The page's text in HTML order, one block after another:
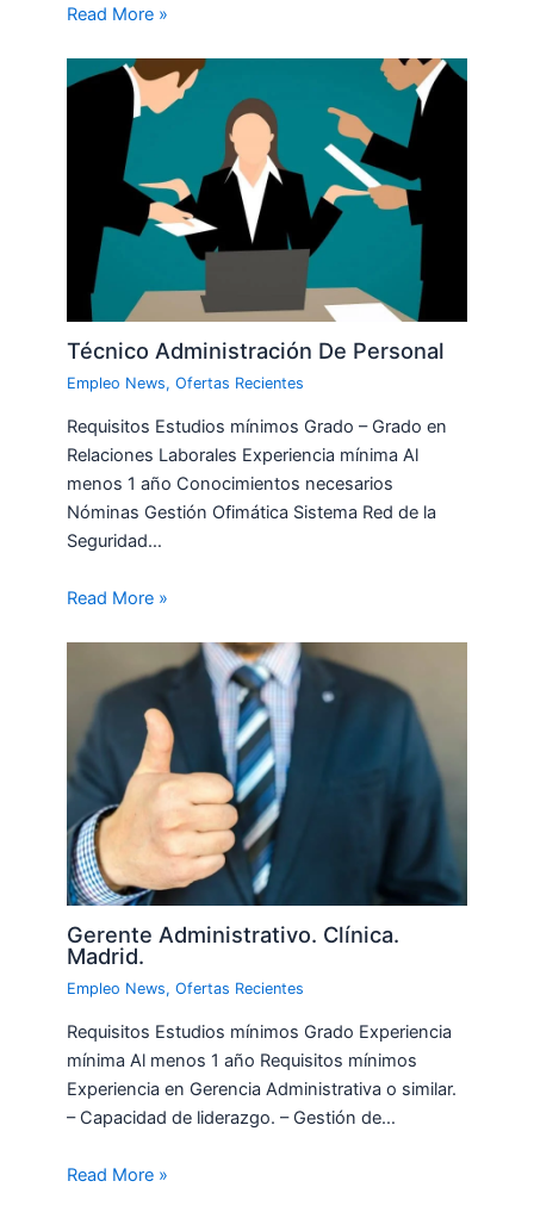
Read More »
Técnico Administración De Personal
Empleo News,Ofertas Recientes
Requisitos Estudios mínimos Grado – Grado en
Relaciones Laborales Experiencia mínima Al
menos 1 año Conocimientos necesarios
Nóminas Gestión Ofimática Sistema Red de la
Seguridad…
Read More »
Gerente Administrativo. Clínica.
Madrid.
Empleo News,Ofertas Recientes
Requisitos Estudios mínimos Grado Experiencia
mínima Al menos 1 año Requisitos mínimos
Experiencia en Gerencia Administrativa o similar.
– Capacidad de liderazgo. – Gestión de…
Read More »